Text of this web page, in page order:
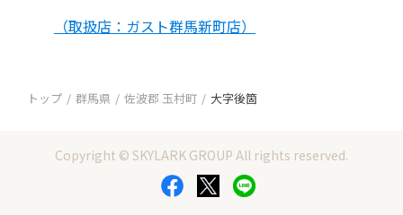
（取扱店：ガスト群馬新町店）
トップ 群馬県 佐波郡 玉村町 大字後箇
Copyright © SKYLARK GROUP All rights reserved.